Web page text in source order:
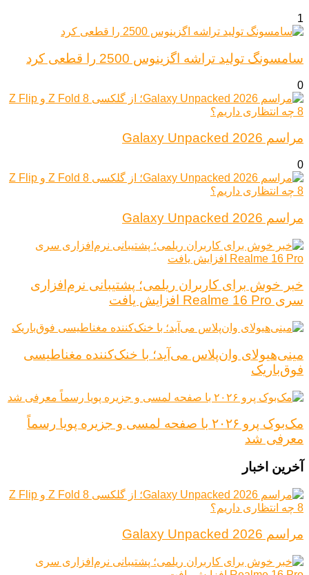
1
سامسونگ تولید تراشه اگزینوس 2500 را قطعی کرد
0
مراسم Galaxy Unpacked 2026
0
مراسم Galaxy Unpacked 2026
خبر خوش برای کاربران ریلمی؛ پشتیبانی نرم‌افزاری
سری Realme 16 Pro افزایش یافت
مینی‌هیولای وان‌پلاس می‌آید؛ با خنک‌کننده مغناطیسی
فوق‌باریک
مک‌بوک پرو ۲۰۲۶ با صفحه لمسی و جزیره پویا رسماً
معرفی شد
آخرین اخبار
مراسم Galaxy Unpacked 2026